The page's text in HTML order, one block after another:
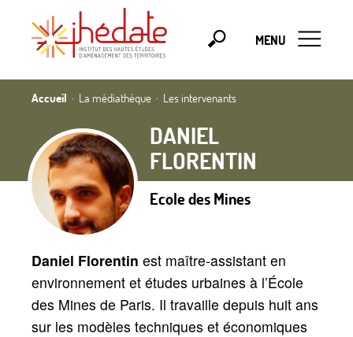
MENU
Accueil La médiathèque Les intervenants
DANIEL
FLORENTIN
Ecole des Mines
Daniel Florentin est maître-assistant en
environnement et études urbaines à l’École
des Mines de Paris. Il travaille depuis huit ans
sur les modèles techniques et économiques